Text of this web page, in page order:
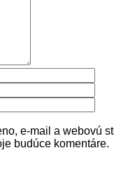
e-mail a webovú
budúce komentáre.